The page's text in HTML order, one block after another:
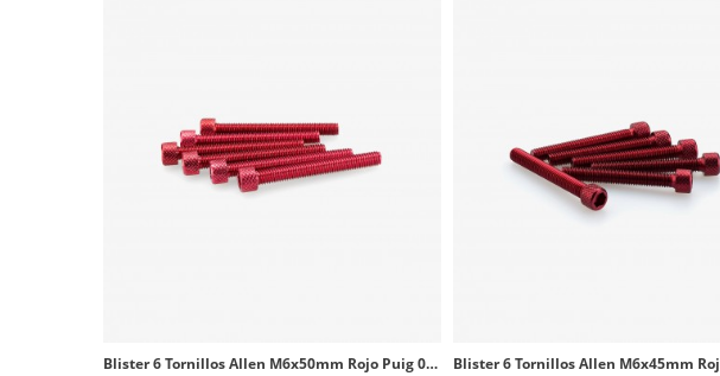
Blister 6 Tornillos Allen M6x50mm Rojo Puig 0421R